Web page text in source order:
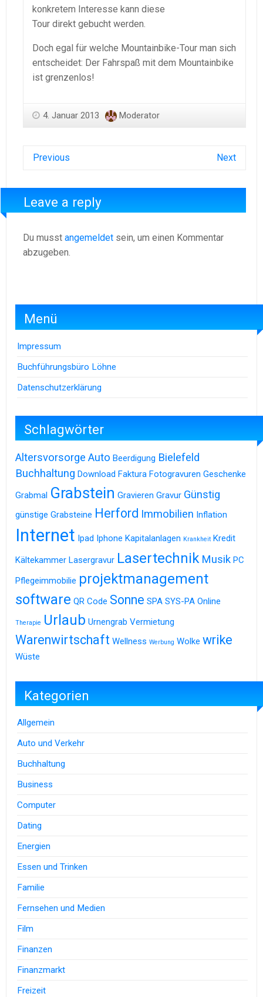
konkretem Interesse kann diese
Tour direkt gebucht werden.
Doch egal für welche Mountainbike-Tour man sich
entscheidet: Der Fahrspaß mit dem Mountainbike
ist grenzenlos!
4. Januar 2013 Moderator
Previous Next
Leave a reply
Du musst angemeldet sein, um einen Kommentar
abzugeben.
Menü
Impressum
Buchführungsbüro Löhne
Datenschutzerklärung
Schlagwörter
Altersvorsorge Auto Beerdigung Bielefeld
Buchhaltung Download Faktura Fotogravuren Geschenke
Grabmal Grabstein Gravieren Gravur Günstig
günstige Grabsteine Herford Immobilien Inflation
Internet Ipad Iphone Kapitalanlagen Krankheit Kredit
Kältekammer Lasergravur Lasertechnik Musik PC
Pflegeimmobilie projektmanagement
software QR Code Sonne SPA SYS-PA Online
Therapie Urlaub Urnengrab Vermietung
Warenwirtschaft Wellness Werbung Wolke wrike
Wüste
Kategorien
Allgemein
Auto und Verkehr
Buchhaltung
Business
Computer
Dating
Energien
Essen und Trinken
Familie
Fernsehen und Medien
Film
Finanzen
Finanzmarkt
Freizeit